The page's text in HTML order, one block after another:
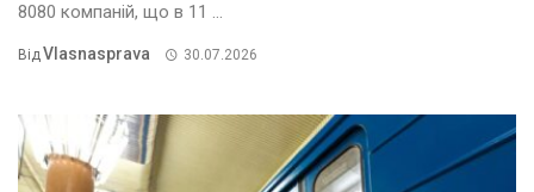
8080 компаній, що в 11 ...
ВідVlasnasprava 30.07.2026